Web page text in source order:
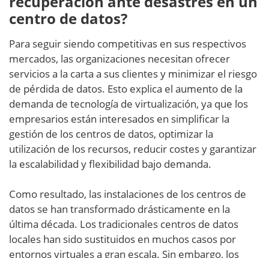
centro de datos?
Para seguir siendo competitivas en sus respectivos
mercados, las organizaciones necesitan ofrecer
servicios a la carta a sus clientes y minimizar el riesgo
de pérdida de datos. Esto explica el aumento de la
demanda de tecnología de virtualización, ya que los
empresarios están interesados en simplificar la
gestión de los centros de datos, optimizar la
utilización de los recursos, reducir costes y garantizar
la escalabilidad y flexibilidad bajo demanda.
Como resultado, las instalaciones de los centros de
datos se han transformado drásticamente en la
última década. Los tradicionales centros de datos
locales han sido sustituidos en muchos casos por
entornos virtuales a gran escala. Sin embargo, los